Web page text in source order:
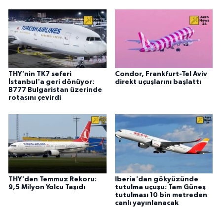
THY'nin TK7 seferi
İstanbul'a geri dönüyor:
B777 Bulgaristan üzerinde
rotasını çevirdi
Condor, Frankfurt-Tel Aviv
direkt uçuşlarını başlattı
THY'den Temmuz Rekoru:
9,5 Milyon Yolcu Taşıdı
Iberia'dan gökyüzünde
tutulma uçuşu: Tam Güneş
tutulması 10 bin metreden
canlı yayınlanacak